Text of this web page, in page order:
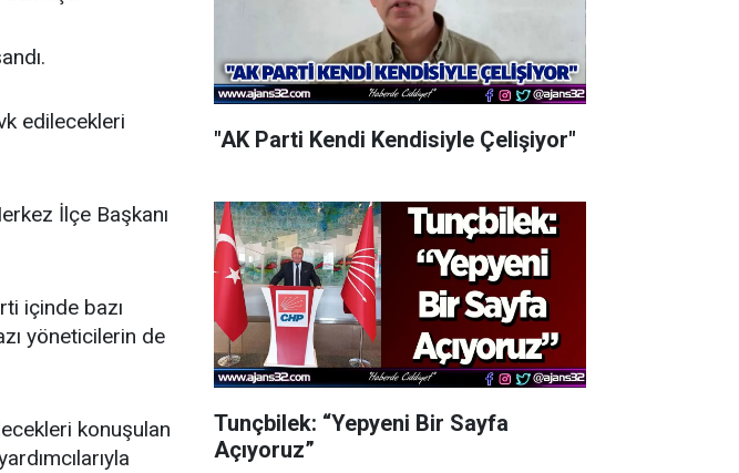
edilecekleri
İlçe Başkanı
içinde bazı
yöneticilerin de
konuşulan
"AK Parti Kendi Kendisiyle Çelişiyor"
Tunçbilek: “Yepyeni Bir Sayfa
Açıyoruz”